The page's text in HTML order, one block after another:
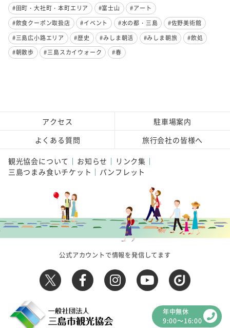
#田町・大社町・本町エリア
#富士山
#アート
#飲食クーポン取扱店
#イベント #水の都・三島
#佐野美術館
#三島広小路エリア
#歴史 #みしま朝活 #みしま朝旅
#飲処
#朝散歩
#三島スカイウォーク #春
アクセス
駐車場案内
よくある質問
旅行会社の皆様へ
観光協会について お知らせ
リンク集
三島つまみ食いチケット
パンフレット
公式アカウントで情報を発信してます
年中無休
9:00～16:00